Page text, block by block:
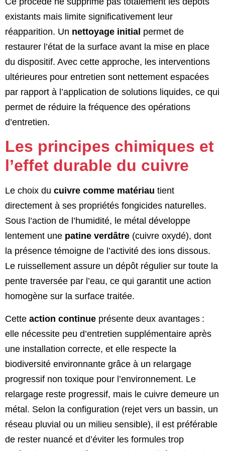
existants mais limite significativement leur
réapparition. Un nettoyage initial permet de
restaurer l’état de la surface avant la mise en place
du dispositif. Avec cette approche, les interventions
ultérieures pour entretien sont nettement espacées
par rapport à l’application de solutions liquides, ce qui
permet de réduire la fréquence des opérations
d’entretien.
Les principes chimiques et
l’effet durable du cuivre
Le choix du cuivre comme matériau tient
directement à ses propriétés fongicides naturelles.
Sous l’action de l’humidité, le métal développe
lentement une patine verdâtre (cuivre oxydé), dont
la présence témoigne de l’activité des ions dissous.
Le ruissellement assure un dépôt régulier sur toute la
pente traversée par l’eau, ce qui garantit une action
homogène sur la surface traitée.
Cette action continue présente deux avantages :
elle nécessite peu d’entretien supplémentaire après
une installation correcte, et elle respecte la
biodiversité environnante grâce à un relargage
progressif non toxique pour l’environnement. Le
relargage reste progressif, mais le cuivre demeure un
métal. Selon la configuration (rejet vers un bassin, un
réseau pluvial ou un milieu sensible), il est préférable
de rester nuancé et d’éviter les formules trop